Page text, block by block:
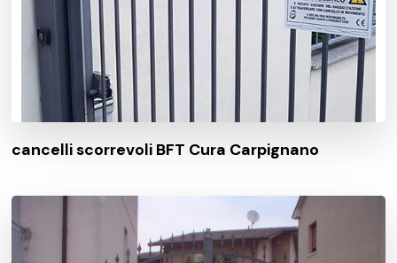
cancelli scorrevoli BFT Cura Carpignano